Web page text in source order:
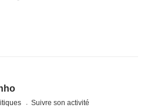
Suivre son activité